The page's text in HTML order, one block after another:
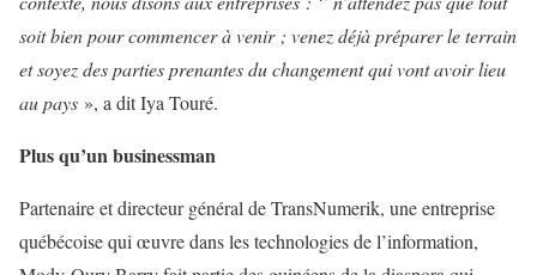
soit bien pour commencer à venir ; venez déjà préparer le terrain
et soyez des parties prenantes du changement qui vont avoir lieu
au pays », a dit Iya Touré.
Plus qu’un businessman
Partenaire et directeur général de TransNumerik, une entreprise
québécoise qui œuvre dans les technologies de l’information,